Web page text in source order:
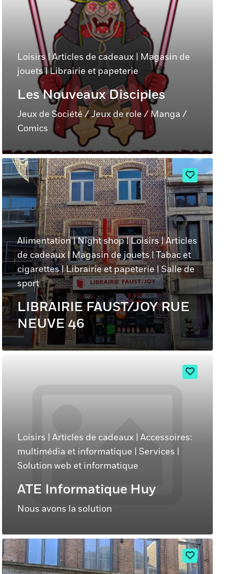
Loisirs|Articles de cadeaux | Magasin de
jouets|Librairie et papeterie
Les Nouveaux Disciples
Jeux de Société / Jeux de role / Manga /
Comics
Alimentation|Night shop|Loisirs|Articles
de cadeaux|Magasin de jouets|Tabac et
cigarettes|Librairie et papeterie|Salle de
sport
LIBRAIRIE FAUST/JOY RUE
NEUVE 46
Loisirs | Articles de cadeaux | Accessoires:
multimédia et informatique | Services |
Solution web et informatique
ATE Informatique Huy
Nous avons la solution